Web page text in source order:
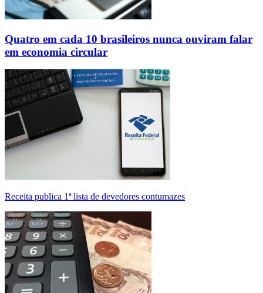
Quatro em cada 10 brasileiros nunca ouviram falar
em economia circular
Receita publica 1ª lista de devedores contumazes